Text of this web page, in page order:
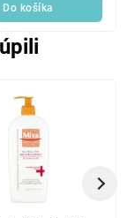
Do košíka